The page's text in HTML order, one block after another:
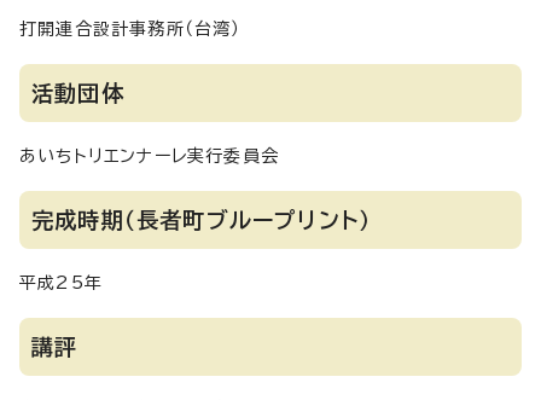
打開連合設計事務所（台湾）
活動団体
あいちトリエンナーレ実行委員会
完成時期（長者町ブループリント）
平成25年
講評